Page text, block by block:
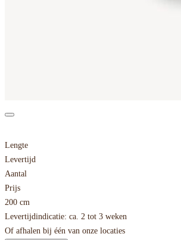
Lengte
Levertijd
Aantal
Prijs
200 cm
Levertijdindicatie: ca. 2 tot 3 weken
Of afhalen bij één van onze locaties